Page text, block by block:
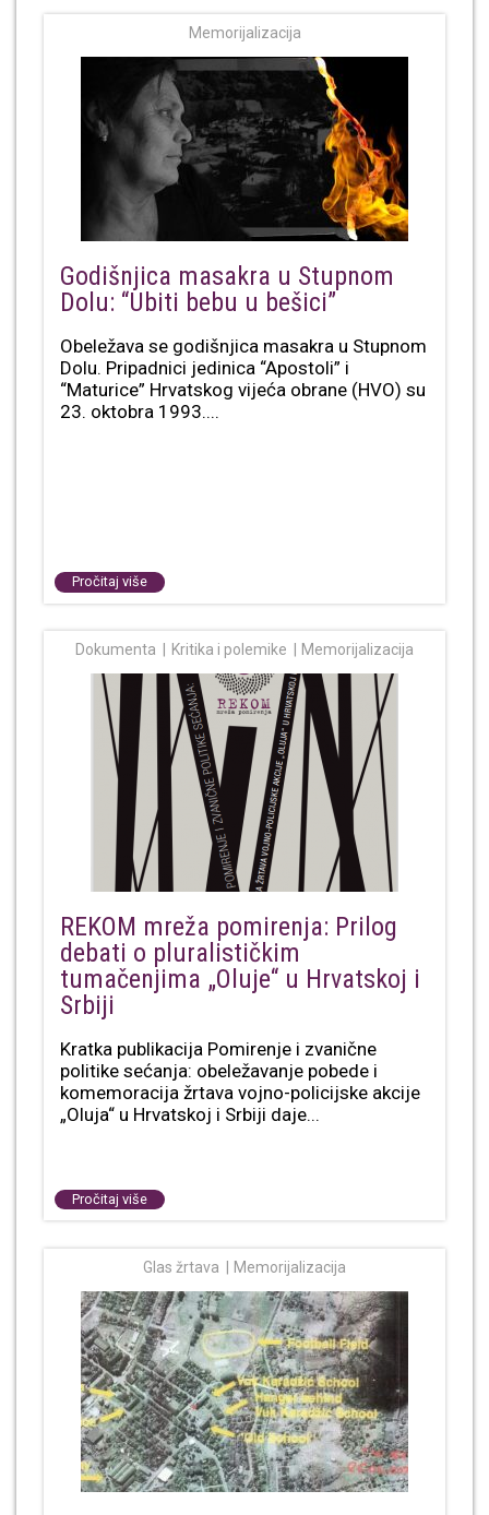
Memorijalizacija
Godišnjica masakra u Stupnom
Dolu: “Ubiti bebu u bešici”
Obeležava se godišnjica masakra u Stupnom
Dolu. Pripadnici jedinica “Apostoli” i
“Maturice” Hrvatskog vijeća obrane (HVO) su
23. oktobra 1993....
Pročitaj više
Dokumenta Kritika i polemike Memorijalizacija
REKOM mreža pomirenja: Prilog
debati o pluralističkim
tumačenjima „Oluje“ u Hrvatskoj i
Srbiji
Kratka publikacija Pomirenje i zvanične
politike sećanja: obeležavanje pobede i
komemoracija žrtava vojno-policijske akcije
„Oluja“ u Hrvatskoj i Srbiji daje...
Pročitaj više
Glas žrtava Memorijalizacija